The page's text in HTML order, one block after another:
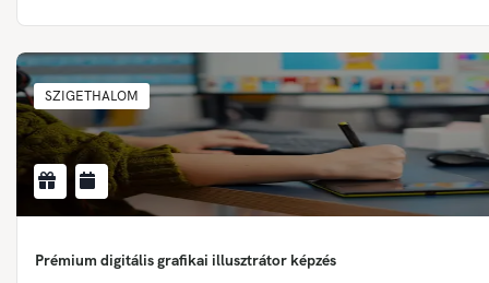
SZIGETHALOM
Prémium digitális grafikai illusztrátor képzés